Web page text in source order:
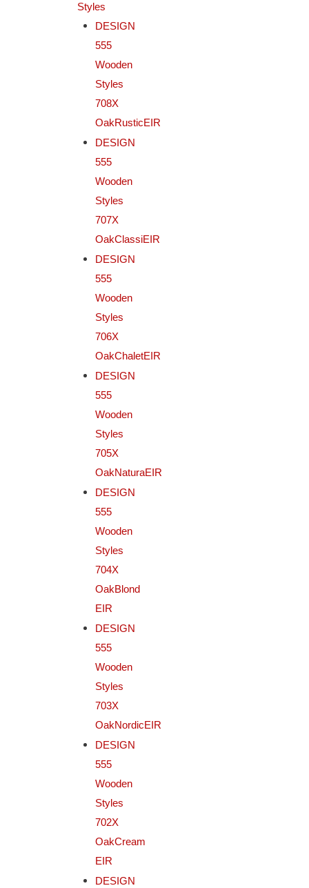
Styles
DESIGN
555
Wooden
Styles
708X
OakRusticEIR
DESIGN
555
Wooden
Styles
707X
OakClassiEIR
DESIGN
555
Wooden
Styles
706X
OakChaletEIR
DESIGN
555
Wooden
Styles
705X
OakNaturaEIR
DESIGN
555
Wooden
Styles
704X
OakBlond
EIR
DESIGN
555
Wooden
Styles
703X
OakNordicEIR
DESIGN
555
Wooden
Styles
702X
OakCream
EIR
DESIGN